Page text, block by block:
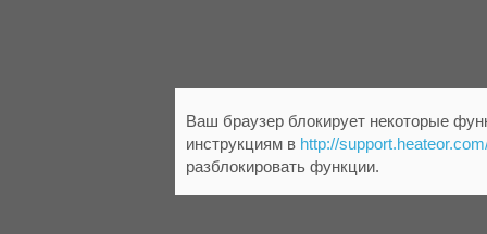
Ваш браузер блокирует некоторые
инструкциям в http://
разблокировать функции.